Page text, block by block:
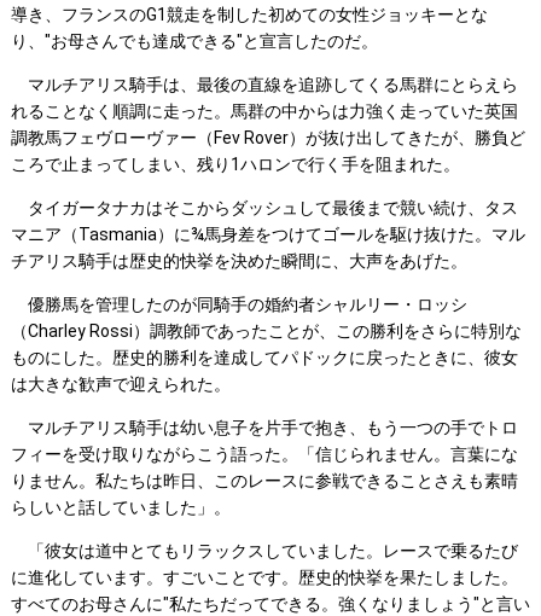
導き、フランスのG1競走を制した初めての女性ジョッキーとな
り、"お母さんでも達成できる"と宣言したのだ。
マルチアリス騎手は、最後の直線を追跡してくる馬群にとらえら
れることなく順調に走った。馬群の中からは力強く走っていた英国
調教馬フェヴローヴァー（Fev Rover）が抜け出してきたが、勝負ど
ころで止まってしまい、残り1ハロンで行く手を阻まれた。
タイガータナカはそこからダッシュして最後まで競い続け、タス
マニア（Tasmania）に¾馬身差をつけてゴールを駆け抜けた。マル
チアリス騎手は歴史的快挙を決めた瞬間に、大声をあげた。
優勝馬を管理したのが同騎手の婚約者シャルリー・ロッシ
（Charley Rossi）調教師であったことが、この勝利をさらに特別な
ものにした。歴史的勝利を達成してパドックに戻ったときに、彼女
は大きな歓声で迎えられた。
マルチアリス騎手は幼い息子を片手で抱き、もう一つの手でトロ
フィーを受け取りながらこう語った。「信じられません。言葉にな
りません。私たちは昨日、このレースに参戦できることさえも素晴
らしいと話していました」。
「彼女は道中とてもリラックスしていました。レースで乗るたび
に進化しています。すごいことです。歴史的快挙を果たしました。
すべてのお母さんに"私たちだってできる。強くなりましょう"と言い